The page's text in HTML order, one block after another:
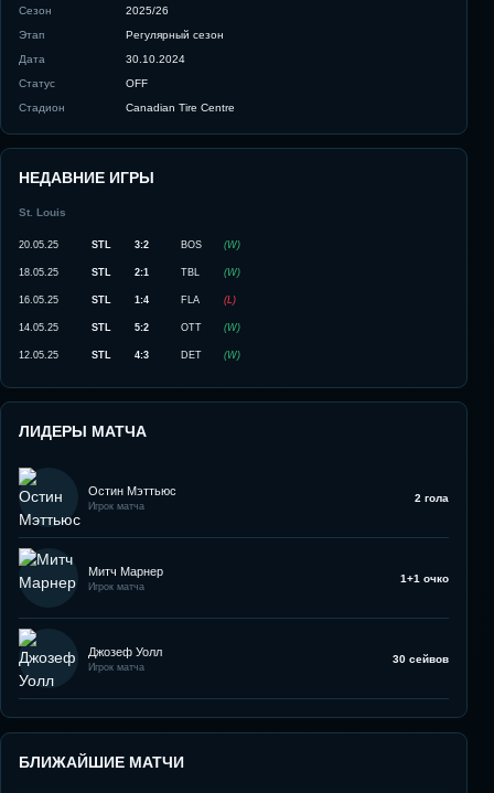
Сезон
2025/26
Этап
Регулярный сезон
Дата
30.10.2024
Статус
OFF
Стадион
Canadian Tire Centre
НЕДАВНИЕ ИГРЫ
St. Louis
20.05.25 STL 3:2 BOS (W)
18.05.25 STL 2:1 TBL (W)
16.05.25 STL 1:4 FLA (L)
14.05.25 STL 5:2 OTT (W)
12.05.25 STL 4:3 DET (W)
ЛИДЕРЫ МАТЧА
Остин Мэттьюс
Игрок матча
2 гола
Митч Марнер
Игрок матча
1+1 очко
Джозеф Уолл
Игрок матча
30 сейвов
БЛИЖАЙШИЕ МАТЧИ